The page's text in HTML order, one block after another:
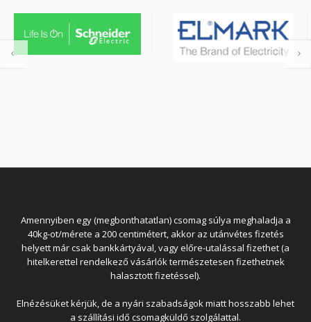
Amennyiben egy (megbonthatatlan) csomag súlya meghaladja a
40kg-ot/mérete a 200 centimétert, akkor az utánvétes fizetés
helyett már csak bankkártyával, vagy előre-utalással fizethet (a
hitelkerettel rendelkező vásárlók természetesen fizethetnek
halasztott fizetéssel).
Elnézésüket kérjük, de a nyári szabadságok miatt hosszabb lehet
a szállítási idő csomagküldő szolgálattal.